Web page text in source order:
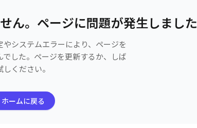
ん。ページに問題が発生しました
システムエラーにより、ページを
した。ページを更新するか、しば
ください。
ホームに戻る